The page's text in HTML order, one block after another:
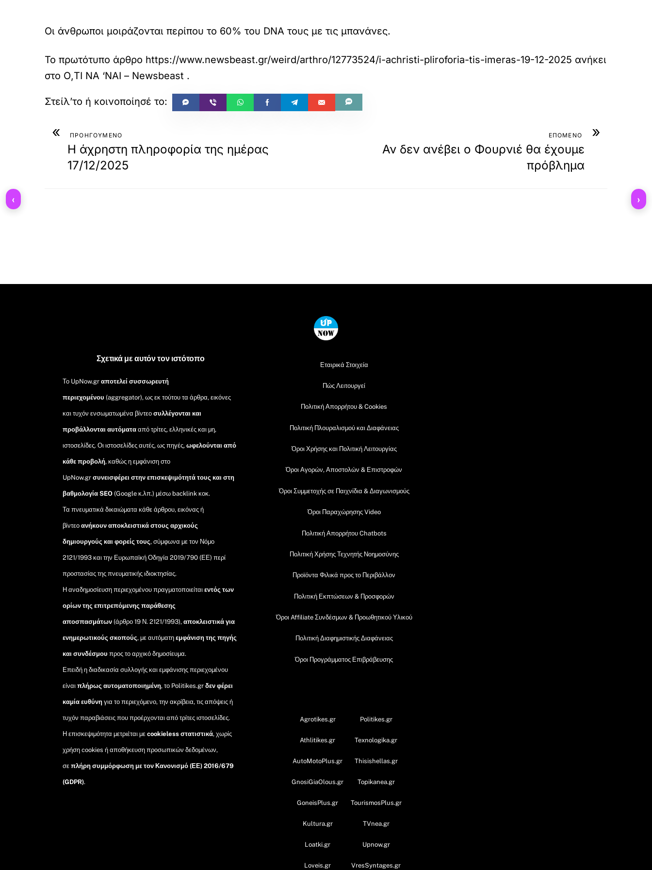
Οι άνθρωποι μοιράζονται περίπου το 60% του DNA τους με τις μπανάνες.
Το πρωτότυπο άρθρο https://www.newsbeast.gr/weird/arthro/12773524/i-achristi-pliroforia-tis-imeras-19-12-2025 ανήκει
στο Ο,ΤΙ ΝΑ ‘ΝΑΙ – Newsbeast .
« ΠΡΟΗΓΟΥΜΕΝΟ
Η άχρηστη πληροφορία της ημέρας
17/12/2025
»
ΕΠΟΜΕΝΟ
Αν δεν ανέβει ο Φουρνιέ θα έχουμε
πρόβλημα
Back
To
Σχετικά με αυτόν τον ιστότοπο
Το UpNow.grαποτελεί συσσωρευτή
περιεχομένου (aggregator), ως εκ τούτου τα άρθρα, εικόνες
και τυχόν ενσωματωμένα βίντεοσυλλέγονται και
προβάλλονται αυτόματααπό τρίτες, ελληνικές και μη,
ιστοσελίδες. Οι ιστοσελίδες αυτές, ως πηγές,ωφελούνται από
κάθε προβολή, καθώς η εμφάνιση στο
UpNow.gr συνεισφέρει στην επισκεψιμότητά τους και στη
βαθμολογία SEO (Google κ.λπ.) μέσω backlink κοκ.
Τα πνευματικά δικαιώματα κάθε άρθρου, εικόνας ή
βίντεοανήκουν αποκλειστικά στους αρχικούς
δημιουργούς και φορείς τους, σύμφωνα με τον Νόμο
2121/1993 και την Ευρωπαϊκή Οδηγία 2019/790 (ΕΕ) περί
προστασίας της πνευματικής ιδιοκτησίας.
Η αναδημοσίευση περιεχομένου πραγματοποιείταιεντός των
ορίων της επιτρεπόμενης παράθεσης
αποσπασμάτων (άρθρο 19 Ν. 2121/1993), αποκλειστικά για
ενημερωτικούς σκοπούς, με αυτόματηεμφάνιση της πηγής
και συνδέσμου προς το αρχικό δημοσίευμα.
Επειδή η διαδικασία συλλογής και εμφάνισης περιεχομένου
είναιπλήρως αυτοματοποιημένη, το Politikes.grδεν φέρει
καμία ευθύνη για το περιεχόμενο, την ακρίβεια, τις απόψεις ή
τυχόν παραβιάσεις που προέρχονται από τρίτες ιστοσελίδες.
Η επισκεψιμότητα μετριέται μεcookieless στατιστικά, χωρίς
χρήση cookies ή αποθήκευση προσωπικών δεδομένων,
σεπλήρη συμμόρφωση με τον Κανονισμό (ΕΕ) 2016/679
(GDPR).
Εταιρικά Στοιχεία
Πώς Λειτουργεί
Πολιτική Απορρήτου & Cookies
Πολιτική Πλουραλισμού και Διαφάνειας
Όροι Χρήσης και Πολιτική Λειτουργίας
Όροι Αγορών, Αποστολών & Επιστροφών
Όροι Συμμετοχής σε Παιχνίδια & Διαγωνισμούς
Όροι Παραχώρησης Video
Πολιτική Απορρήτου Chatbots
Πολιτική Χρήσης Τεχνητής Νοημοσύνης
Προϊόντα Φιλικά προς το Περιβάλλον
Πολιτική Εκπτώσεων & Προσφορών
Όροι Affiliate Συνδέσμων & Προωθητικού Υλικού
Πολιτική Διαφημιστικής Διαφάνειας
Όροι Προγράμματος Επιβράβευσης
Agrotikes.gr Politikes.gr
Athlitikes.gr Texnologika.gr
AutoMotoPlus.gr Thisishellas.gr
GnosiGiaOlous.gr Topikanea.gr
GoneisPlus.gr TourismosPlus.gr
Kultura.gr TVnea.gr
Loatki.gr Upnow.gr
Loveis.gr VresSyntages.gr
‹ ›